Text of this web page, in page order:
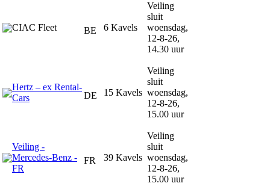
CIAC Fleet BE 6 Kavels
Veiling
sluit
woensdag,
12-8-26,
14.30 uur
Hertz – ex Rental-
Cars
DE 15 Kavels
Veiling
sluit
woensdag,
12-8-26,
15.00 uur
Veiling -
Mercedes-Benz -
FR
FR 39 Kavels
Veiling
sluit
woensdag,
12-8-26,
15.00 uur